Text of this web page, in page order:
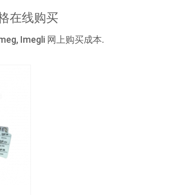
在线购买
Imegli 网上购买成本.